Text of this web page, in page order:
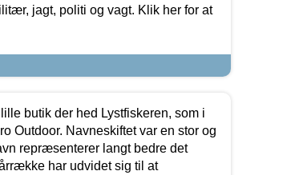
jagt, politi og vagt. Klik her for at
butik der hed Lystfiskeren, som i
Outdoor. Navneskiftet var en stor og
repræsenterer langt bedre det
har udvidet sig til at